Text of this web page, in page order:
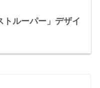
トルーパー」デザイ